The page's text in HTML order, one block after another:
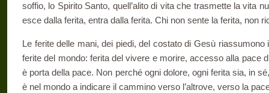
soffio, lo Spirito Santo, quell’alito di vita che trasmette la vita
esce dalla ferita, entra dalla ferita. Chi non sente la ferita, non
Le ferite delle mani, dei piedi, del costato di Gesù riassumono
ferite del mondo: ferita del vivere e morire, accesso alla pace
è porta della pace. Non perché ogni dolore, ogni ferita sia, in
è nel mondo a indicare il cammino verso l’altrove, verso la